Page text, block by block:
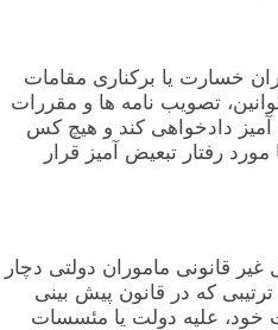
خسارت‏ یا برکناری‏ مقامات‏
تصویب‏ نامه‏ ها و مقررات‏
آمیز دادخواهی‏ کند و هیچ‏ کس‏
رفتار تبعیض‏ آمیز قرار
قانونی‏ ماموران‏ دولتی‏ دچار
که‏ در قانون‏ پیش‏ بینی‏
علیه‏ دولت‏ یا مئسسات‏